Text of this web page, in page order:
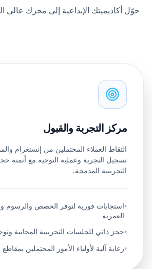
حوّل أكاديميتك الإبداعية إلى محرك عالي
مركز التجربة والقبول
التقاط العملاء المحتملين من إنستغرام
تسجيل التجربة وعملية التوجيه مع أتمتة
التجريبية المدمجة.
•استجابات فورية لتوفر الحصص والرسوم
العمرية
•حجز ذاتي للجلسات التجريبية المجانية
•رعاية آلية لأولياء الأمور المحتملين